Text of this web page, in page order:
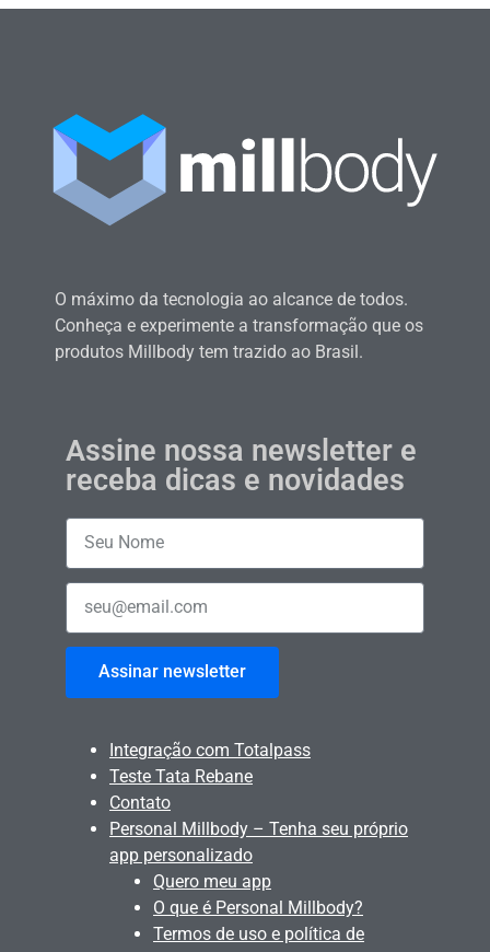
O máximo da tecnologia ao alcance de todos.
Conheça e experimente a transformação que os
produtos Millbody tem trazido ao Brasil.
Assine nossa newsletter e
receba dicas e novidades
Assinar newsletter
Integração com Totalpass
Teste Tata Rebane
Contato
Personal Millbody – Tenha seu próprio
app personalizado
Quero meu app
O que é Personal Millbody?
Termos de uso e política de